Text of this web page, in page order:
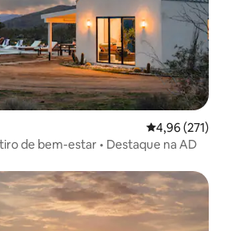
4,96 de uma
4,96 (271)
de bem-estar • Destaque na AD